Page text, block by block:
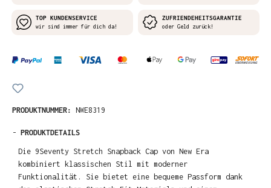
TOP KUNDENSERVICE
wir sind immer für dich da!
ZUFRIENDEHEITSGARANTIE
oder Geld zurück!
PRODUKTNUMMER: NWE8319
- PRODUKTDETAILS
Die 9Seventy Stretch Snapback Cap von New Era
kombiniert klassischen Stil mit moderner
Funktionalität. Sie bietet eine bequeme Passform dank